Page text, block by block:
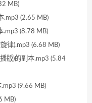
MB)
.mp3 (2.65 MB)
.mp3 (8.78 MB)
律).mp3 (6.68 MB)
版)的副本.mp3 (5.84
(9.66 MB)
MB)